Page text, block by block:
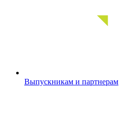
Выпускникам и партнерам